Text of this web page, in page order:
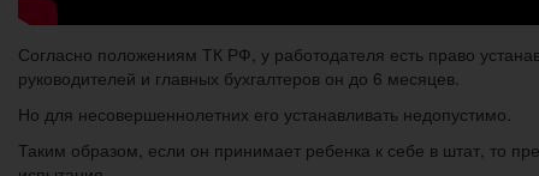
Согласно положениям ТК РФ, у работодателя есть право
руководителей и главных бухгалтеров он до 6 месяцев.
Но для несовершеннолетних его устанавливать недопустимо.
Таким образом, если он принимает ребенка к себе в штат, то